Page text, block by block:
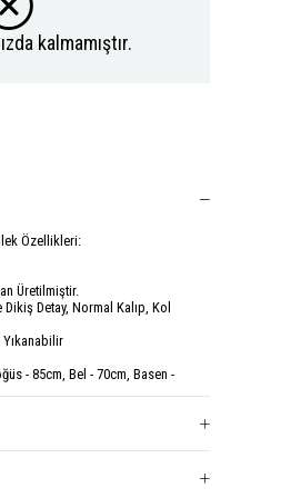
kalmamıştır.
Özellikleri:
Üretilmiştir.
Detay, Normal Kalıp, Kol
Yıkanabilir
- 85cm, Bel - 70cm, Basen -
Boyu:70 cm, Ön Boy: 72 cm, Arka
Boyu:71 cm, Ön Boy: 72 cm. Arka